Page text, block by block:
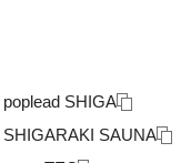
poplead SHIGA
SHIGARAKI SAUNA